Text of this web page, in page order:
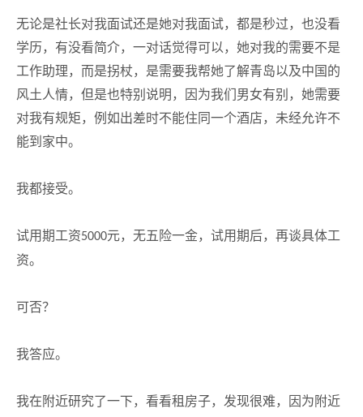
无论是社长对我面试还是她对我面试，都是秒过，也没看
学历，有没看简介，一对话觉得可以，她对我的需要不是
工作助理，而是拐杖，是需要我帮她了解青岛以及中国的
风土人情，但是也特别说明，因为我们男女有别，她需要
对我有规矩，例如出差时不能住同一个酒店，未经允许不
能到家中。
我都接受。
试用期工资5000元，无五险一金，试用期后，再谈具体工
资。
可否？
我答应。
我在附近研究了一下，看看租房子，发现很难，因为附近